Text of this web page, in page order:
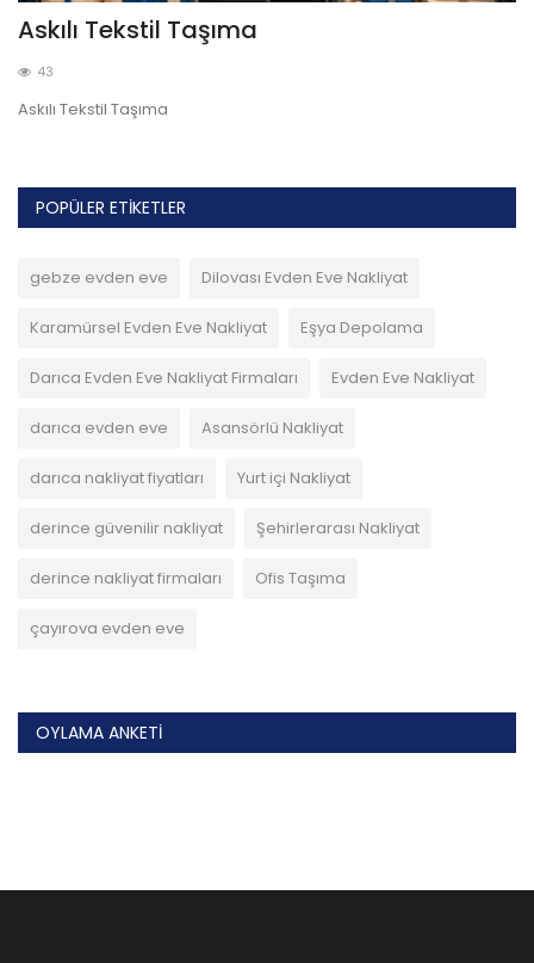
Askılı Tekstil Taşıma
43
Askılı Tekstil Taşıma
POPÜLER ETIKETLER
gebze evden eve Dilovası Evden Eve Nakliyat
Karamürsel Evden Eve Nakliyat Eşya Depolama
Darıca Evden Eve Nakliyat Firmaları Evden Eve Nakliyat
darıca evden eve Asansörlü Nakliyat
darıca nakliyat fiyatları Yurt içi Nakliyat
derince güvenilir nakliyat Şehirlerarası Nakliyat
derince nakliyat firmaları Ofis Taşıma
çayırova evden eve
OYLAMA ANKETI